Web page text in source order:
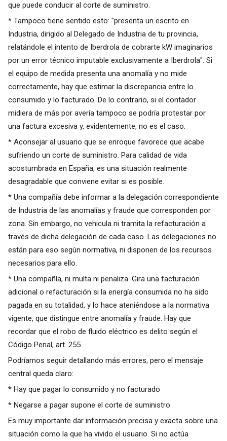
que puede conducir al corte de suministro.
* Tampoco tiene sentido esto: "presenta un escrito en
Industria, dirigido al Delegado de Industria de tu provincia,
relatándole el intento de Iberdrola de cobrarte kW imaginarios
por un error técnico imputable exclusivamente a Iberdrola". Si
el equipo de medida presenta una anomalía y no mide
correctamente, hay que estimar la discrepancia entre lo
consumido y lo facturado. De lo contrario, si el contador
midiera de más por avería tampoco se podría protestar por
una factura excesiva y, evidentemente, no es el caso.
* Aconsejar al usuario que se enroque favorece que acabe
sufriendo un corte de suministro. Para calidad de vida
acostumbrada en España, es una situación realmente
desagradable que conviene evitar si es posible.
* Una compañía debe informar a la delegación correspondiente
de Industria de las anomalías y fraude que corresponden por
zona. Sin embargo, no vehicula ni tramita la refacturación a
través de dicha delegación de cada caso. Las delegaciones no
están para eso según normativa, ni disponen de los recursos
necesarios para ello.
* Una compañía, ni multa ni penaliza. Gira una facturación
adicional o refacturación si la energía consumida no ha sido
pagada en su totalidad, y lo hace ateniéndose a la normativa
vigente, que distingue entre anomalía y fraude. Hay que
recordar que el robo de fluido eléctrico es delito según el
Código Penal, art. 255
Podríamos seguir detallando más errores, pero el mensaje
central queda claro:
* Hay que pagar lo consumido y no facturado
* Negarse a pagar supone el corte de suministro
Es muy importante dar información precisa y exacta sobre una
situación como la que ha vivido el usuario. Si no actúa